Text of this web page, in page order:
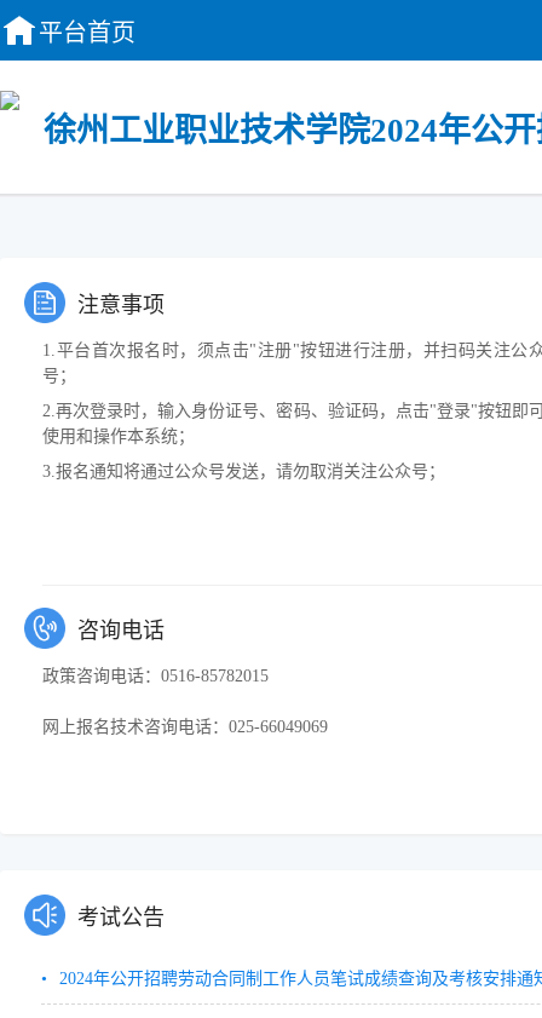
平台首页
徐州工业职业技术学院2024年公
注意事项
1.平台首次报名时，须点击"注册"按钮进行注册，并扫码关注公
号；
2.再次登录时，输入身份证号、密码、验证码，点击"登录"按钮即
使用和操作本系统；
3.报名通知将通过公众号发送，请勿取消关注公众号；
咨询电话
政策咨询电话：0516-85782015
网上报名技术咨询电话：025-66049069
考试公告
2024年公开招聘劳动合同制工作人员笔试成绩查询及考核安排通